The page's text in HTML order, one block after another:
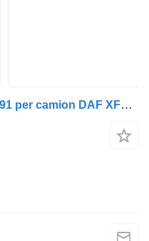
Motorino d'avviamento 1956091 per camion DAF XF106